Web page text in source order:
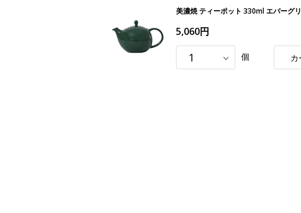
美濃焼 ティーポット 330ml エバーグ
5,060円
個 カ